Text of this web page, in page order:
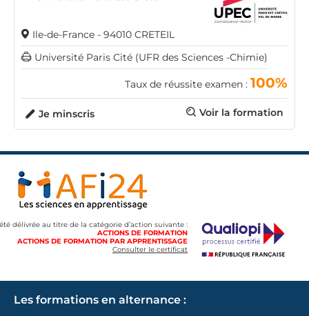
Ile-de-France - 94010 CRETEIL
Université Paris Cité (UFR des Sciences -Chimie)
Taux de réussite examen : 100%
Voir la formation
Je minscris
délivrée au titre de la catégorie d’action suivante :
ACTIONS DE FORMATION
ACTIONS DE FORMATION PAR APPRENTISSAGE
Consulter le certificat
Les formations en alternance :